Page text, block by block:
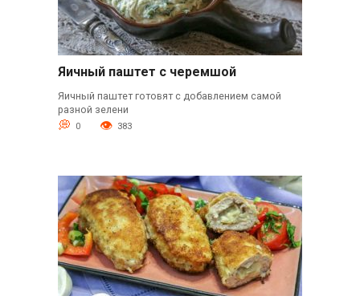
Яичный паштет с черемшой
Яичный паштет готовят с добавлением самой
разной зелени
0 383